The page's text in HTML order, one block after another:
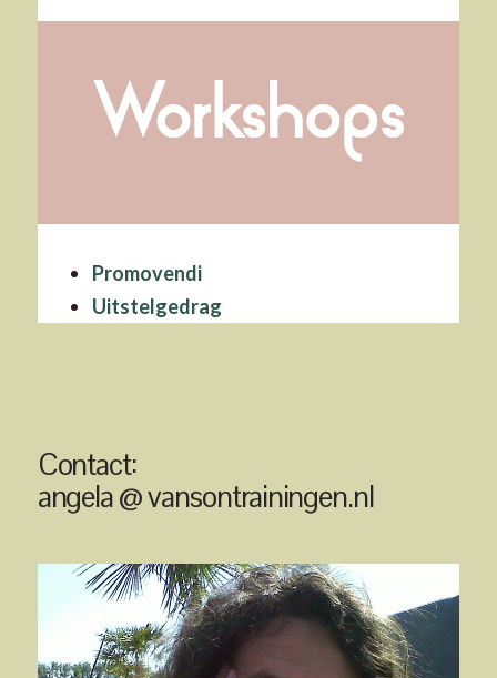
Promovendi
Uitstelgedrag
Contact:
angela @ vansontrainingen.nl